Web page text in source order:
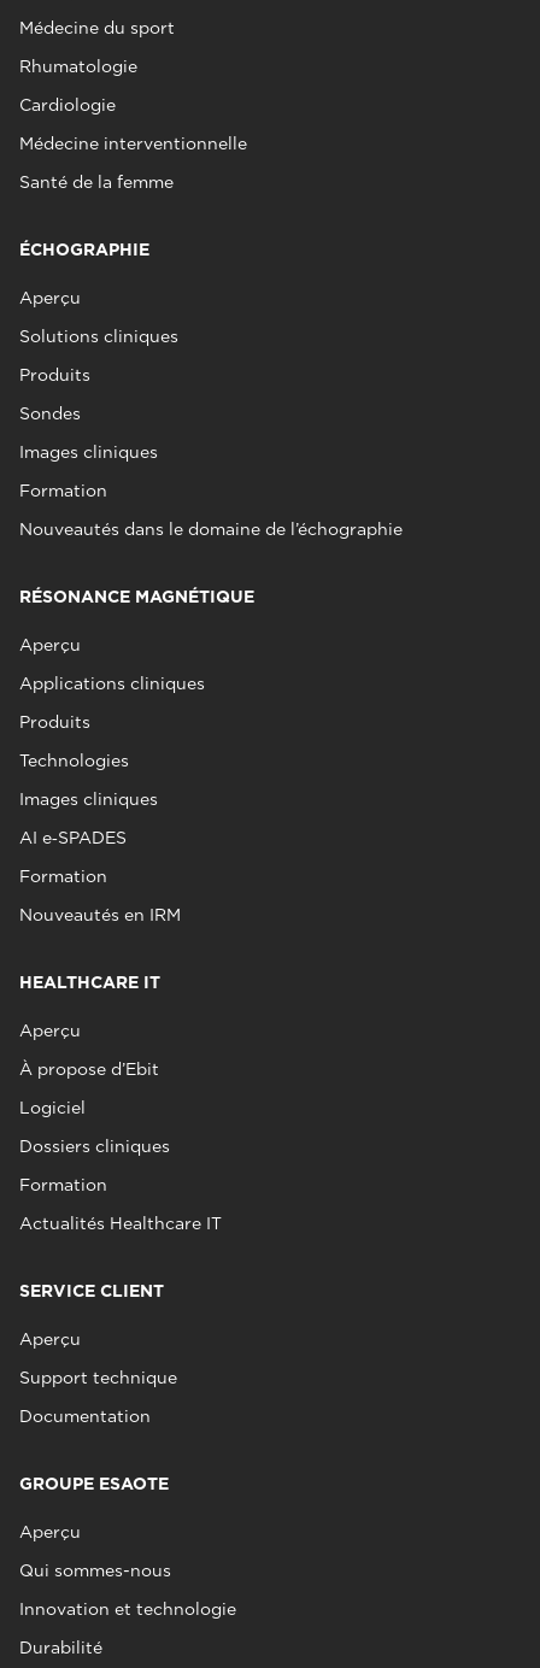
Médecine du sport
Rhumatologie
Cardiologie
Médecine interventionnelle
Santé de la femme
ÉCHOGRAPHIE
Aperçu
Solutions cliniques
Produits
Sondes
Images cliniques
Formation
Nouveautés dans le domaine de l’échographie
RÉSONANCE MAGNÉTIQUE
Aperçu
Applications cliniques
Produits
Technologies
Images cliniques
AI e‑SPADES
Formation
Nouveautés en IRM
HEALTHCARE IT
Aperçu
À propose d’Ebit
Logiciel
Dossiers cliniques
Formation
Actualités Healthcare IT
SERVICE CLIENT
Aperçu
Support technique
Documentation
GROUPE ESAOTE
Aperçu
Qui sommes-nous
Innovation et technologie
Durabilité